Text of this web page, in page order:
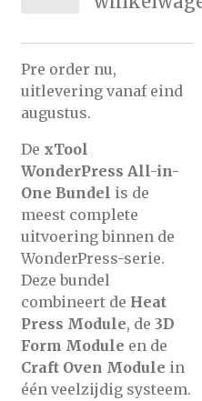
Pre order nu,
uitlevering vanaf eind
augustus.
De xTool
WonderPress All-in-
One Bundel is de
meest complete
uitvoering binnen de
WonderPress-serie.
Deze bundel
combineert de Heat
Press Module, de 3D
Form Module en de
Craft Oven Module in
één veelzijdig systeem.